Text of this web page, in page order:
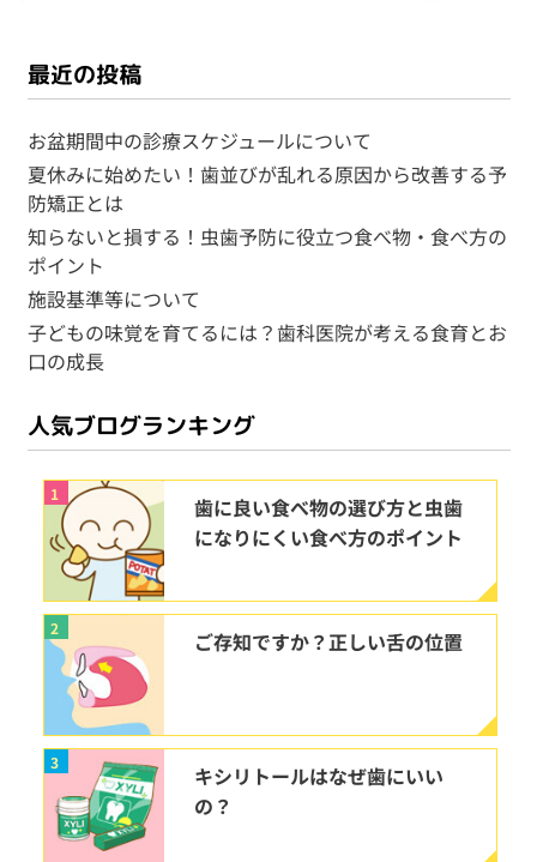
最近の投稿
お盆期間中の診療スケジュールについて
夏休みに始めたい！歯並びが乱れる原因から改善する予
防矯正とは
知らないと損する！虫歯予防に役立つ食べ物・食べ方の
ポイント
施設基準等について
子どもの味覚を育てるには？歯科医院が考える食育とお
口の成長
人気ブログランキング
1
歯に良い食べ物の選び方と虫歯
になりにくい食べ方のポイント
2 ご存知ですか？正しい舌の位置
3
キシリトールはなぜ歯にいい
の？